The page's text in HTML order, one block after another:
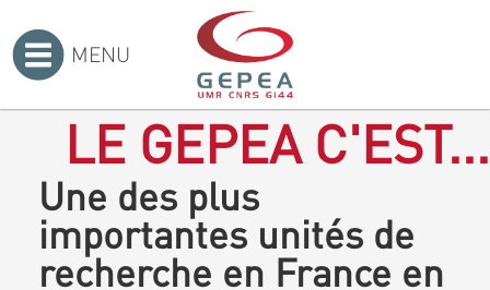
MENU
LE GEPEA C'EST...
Une des plus
importantes unités de
recherche en France en